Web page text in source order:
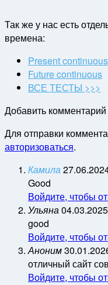
Так же у нас есть
времена:
Present continuous
Future continuous
ВСЕ ТЕСТЫ >>>
Добавить комментарий
Для отправки
авторизоваться.
Камила
Good
Войдите, чтобы
Ульяна
good
Войдите, чтобы
Аноним
отличный сайт
Войдите, чтобы